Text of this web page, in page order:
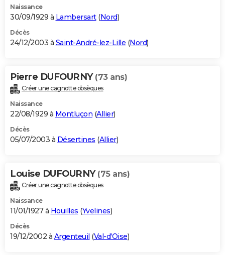
Naissance
30/09/1929 à Lambersart(Nord)
Décès
24/12/2003 à Saint-André-lez-Lille (Nord)
Pierre DUFOURNY (73 ans)
Créer une cagnotte obsèques
Naissance
22/08/1929 à Montluçon (Allier)
Décès
05/07/2003 à Désertines (Allier)
Louise DUFOURNY (75 ans)
Créer une cagnotte obsèques
Naissance
11/01/1927 à Houilles (Yvelines)
Décès
19/12/2002 à Argenteuil (Val-d'Oise)